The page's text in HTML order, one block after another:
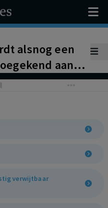
alsnog een
aan
geen
bedrijf.
vergoeding
verwijtbaar